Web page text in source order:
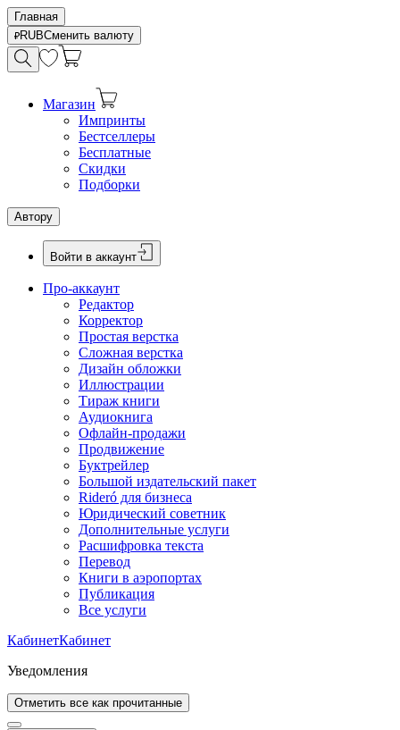
Главная
RUBСменить валюту
Магазин
Импринты
Бестселлеры
Бесплатные
Скидки
Подборки
Автору
Войти в аккаунт
Про-аккаунт
Редактор
Корректор
Простая верстка
Сложная верстка
Дизайн обложки
Иллюстрации
Тираж книги
Аудиокнига
Офлайн-продажи
Продвижение
Буктрейлер
Большой издательский пакет
Rideró для бизнеса
Юридический советник
Дополнительные услуги
Расшифровка текста
Перевод
Книги в аэропортах
Публикация
Все услуги
КабинетКабинет
Уведомления
Отметить все как прочитанные